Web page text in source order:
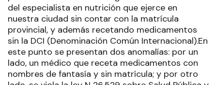
del especialista en nutrición que ejerce en
nuestra ciudad sin contar con la matrícula
provincial, y además recetando medicamentos
sin la DCI (Denominación Común Internacional).En
este punto se presentan dos anomalías: por un
lado, un médico que receta medicamentos con
nombres de fantasía y sin matrícula; y por otro